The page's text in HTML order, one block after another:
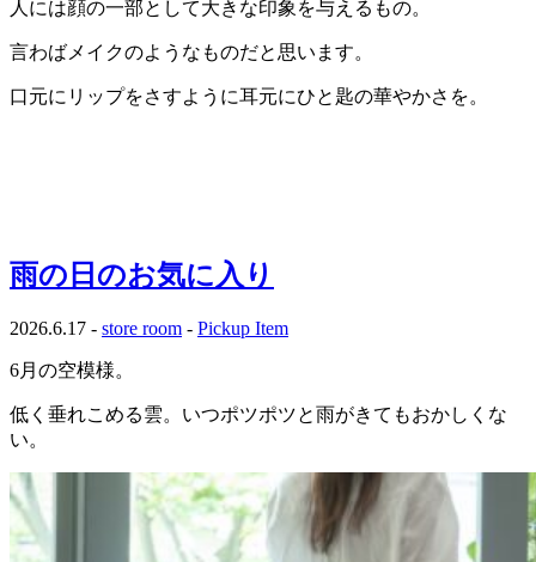
人には顔の一部として大きな印象を与えるもの。
言わばメイクのようなものだと思います。
口元にリップをさすように耳元にひと匙の華やかさを。
雨の日のお気に入り
2026.6.17 - store room - Pickup Item
6月の空模様。
低く垂れこめる雲。いつポツポツと雨がきてもおかしくな
い。